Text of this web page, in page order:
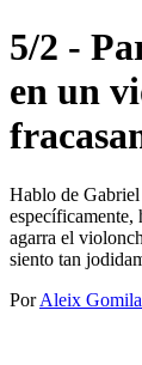
5/2 -
en un
Hablo de
específicamente,
agarra el
siento tan
Por Aleix